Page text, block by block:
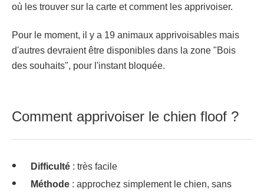
où les trouver sur la carte et comment les apprivoiser.
Pour le moment, il y a 19 animaux apprivoisables mais
d'autres devraient être disponibles dans la zone "Bois
des souhaits", pour l'instant bloquée.
Comment apprivoiser le chien floof ?
Difficulté : très facile
Méthode : approchez simplement le chien, sans